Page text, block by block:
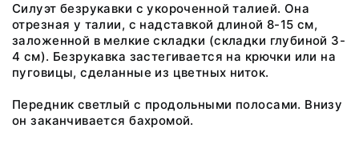
Силуэт безрукавки с укороченной талией. Она
отрезная у талии, с надставкой длиной 8-15 см,
заложенной в мелкие складки (складки глубиной 3-
4 см). Безрукавка застегивается на крючки или на
пуговицы, сделанные из цветных ниток.
Передник светлый с продольными полосами. Внизу
он заканчивается бахромой.